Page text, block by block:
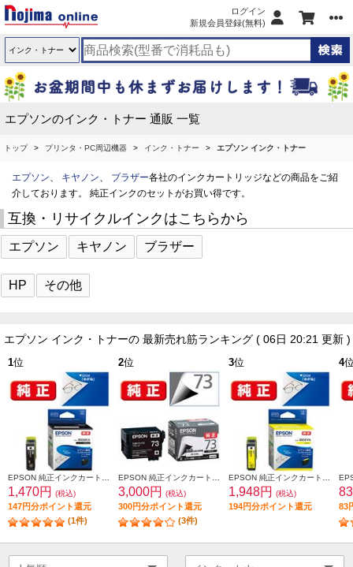
ログイン
新規会員登録(無料)
エプソンのインク・トナー 通販 一覧
トップ プリンタ・PC周辺機器 インク・トナー エプソン インク・トナー
エプソン、 キヤノン、 ブラザー各社のインクカートリッジなどの商品をご紹
介しております。 純正インクのセットがお買い得です。
互換・リサイクルインクはこちらから
エプソン キヤノン ブラザー
HP その他
エプソン インク・トナーの 最新売れ筋ランキング ( 06日 20:21 更新 )
1位
EPSON 純正インクカートリッジ ブラック IB06KA
1,470円 (税込)
147円分ポイント還元
(1件)
2位
EPSON 純正インクカートリッジ ブラック ICBK73
3,000円 (税込)
300円分ポイント還元
(3件)
3位
EPSON 純正インクカートリッジ イエロー IB06YA
1,948円 (税込)
194円分ポイント還元
4
83